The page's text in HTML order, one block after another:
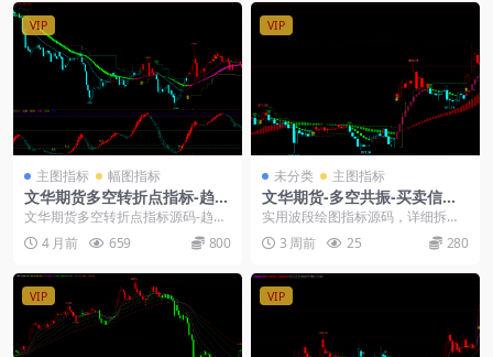
VIP
主图指标 幅图指标
文华期货多空转折点指标-趋势
跟踪公式-底部买入逃顶信号
文华期货多空转折点指标源码-趋势
跟踪公式-底部买入逃顶信号： 支撑
压力转折多空，...
4 月前 659 800
VIP
未分类 主图指标
文华期货-多空共振-买卖信号
主图公式
实用波段绘图指标源码，详细拆解
多段线条、高低点位标记逻辑，上
中下轨道线，附带公式...
3 周前 25 280
VIP VIP